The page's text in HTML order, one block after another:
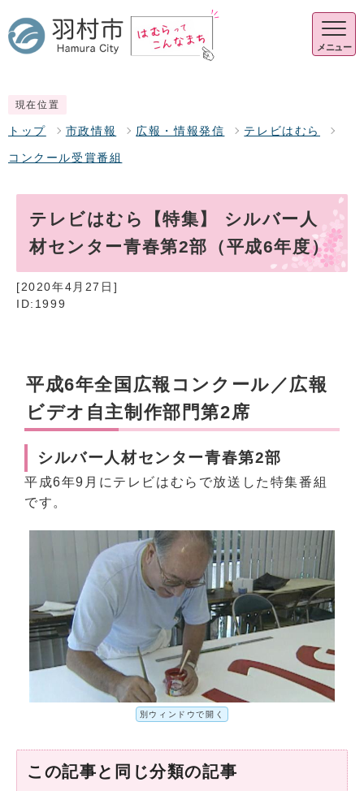
メニュー
現在位置
トップ 市政情報 広報・情報発信 テレビはむら
コンクール受賞番組
テレビはむら【特集】 シルバー人
材センター青春第2部（平成6年度）
[2020年4月27日]
ID:1999
平成6年全国広報コンクール／広報
ビデオ自主制作部門第2席
シルバー人材センター青春第2部
平成6年9月にテレビはむらで放送した特集番組
です。
別ウィンドウで開く
この記事と同じ分類の記事